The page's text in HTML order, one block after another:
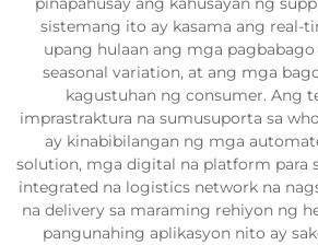
sistemang ito ay kasama ang real-
upang hulaan ang mga
seasonal variation, at ang mga
kagustuhan ng consumer. Ang
imprastraktura na sumusuporta sa
ay kinabibilangan ng mga
solution, mga digital na platform para
integrated na logistics network na
na delivery sa maraming rehiyon ng
pangunahing aplikasyon nito ay